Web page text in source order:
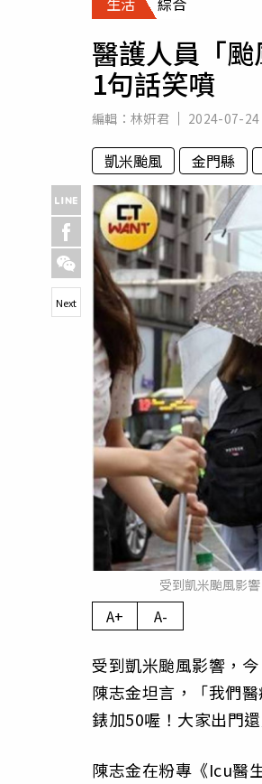
醫護人員「
1句話笑噴
編輯： 林姸君 2024-07-
凱米颱風 金門縣
受到凱米颱風影
Next
A+ A-
受到凱米颱風影響，
陳志金坦言，「我們
錶加50喔！大家出門
陳志金在粉專《Icu醫